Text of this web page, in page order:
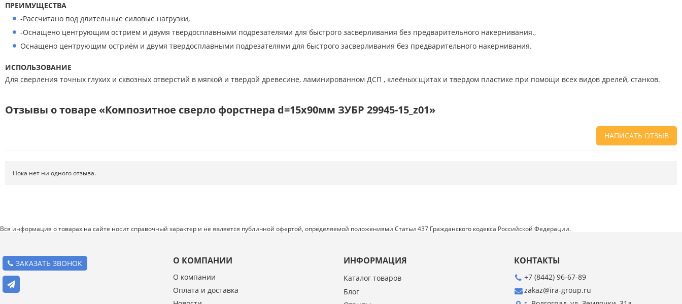
Оборудование
Пневмоинструмент
Новые товары
Расходные материалы
Режущий инструмент
ПРЕИМУЩЕСТВА
-Рассчитано под длительные силовые нагрузки,
-Оснащено центрующим остриём и двумя твердосплавными подрезателями для быстрого засверливания без предварительного накернивания.,
Оснащено центрующим остриём и двумя твердосплавными подрезателями для быстрого засверливания без предварительного накернивания.
ИСПОЛЬЗОВАНИЕ
Для сверления точных глухих и сквозных отверстий в мягкой и твердой древесине, ламинированном ДСП , клеёных щитах и твердом пластике при помощи всех видов дрелей, станков.
Отзывы о товаре «Композитное cверло форстнера d=15x90мм ЗУБР 29945-15_z01»
НАПИСАТЬ ОТЗЫВ
Доставка. Как был упакован товар?
Товар. Качественный? Какие его плюсы и
минусы?
Правила оформления отзывов
Пока нет ни одного отзыва.
Вся информация о товарах на сайте носит справочный характер и не является публичной офертой, определяемой положениями Статьи 437 Гражданского кодекса Российской Федерации.
ЗАКАЗАТЬ ЗВОНОК О КОМПАНИИ
О компании
Оплата и доставка
ИНФОРМАЦИЯ
Каталог товаров
Блог
КОНТАКТЫ
+7 (8442) 96-67-89
zakaz@ira-group.ru